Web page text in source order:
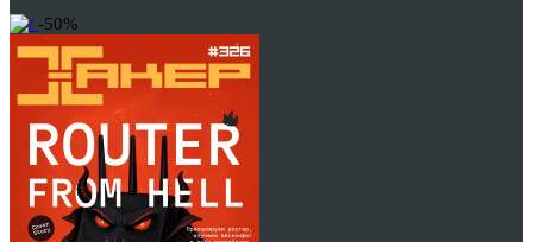
-50%